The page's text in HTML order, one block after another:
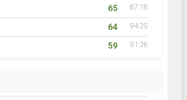
65 87:16
64 94:25
59 91:26